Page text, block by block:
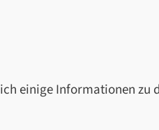
einige Informationen zu